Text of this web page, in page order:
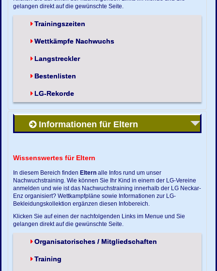
gelangen direkt auf die gewünschte Seite.
Trainingszeiten
Wettkämpfe Nachwuchs
Langstreckler
Bestenlisten
LG-Rekorde
Informationen für Eltern
Wissenswertes für Eltern
In diesem Bereich finden Eltern alle Infos rund um unser
Nachwuchstraining. Wie können Sie Ihr Kind in einem der LG-Vereine
anmelden und wie ist das Nachwuchstraining innerhalb der LG Neckar-
Enz organisiert? Wettkampfpläne sowie Informationen zur LG-
Bekleidungskollektion ergänzen diesen Infobereich.
Klicken Sie auf einen der nachfolgenden Links im Menue und Sie
gelangen direkt auf die gewünschte Seite.
Organisatorisches / Mitgliedschaften
Training